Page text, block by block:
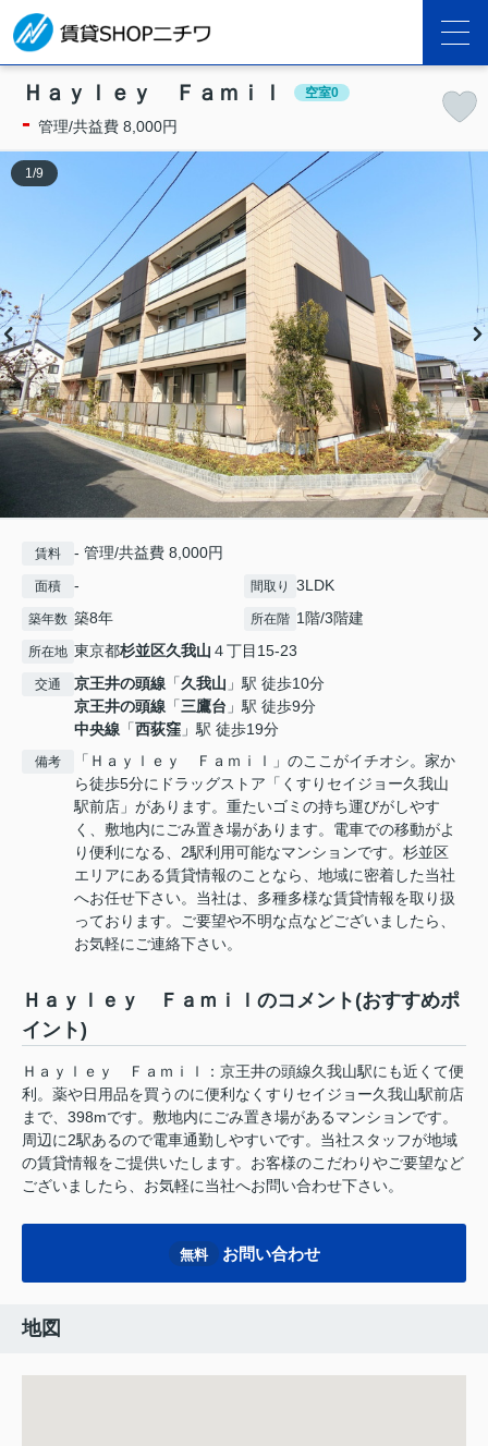
Ｈａｙｌｅｙ Ｆａｍｉｌ 空室0
- 管理/共益費 8,000円
1 /9
賃料 - 管理/共益費 8,000円
面積 - 間取り 3LDK
築年数 築8年 所在階 1階/3階建
所在地 東京都杉並区久我山 ４丁目15-23
交通 京王井の頭線 「久我山 」駅 徒歩10分
京王井の頭線 「三鷹台 」駅 徒歩9分
中央線 「西荻窪 」駅 徒歩19分
備考
「Ｈａｙｌｅｙ Ｆａｍｉｌ」のここがイチオシ。家か
ら徒歩5分にドラッグストア「くすりセイジョー久我山
駅前店」があります。重たいゴミの持ち運びがしやす
く、敷地内にごみ置き場があります。電車での移動がよ
り便利になる、2駅利用可能なマンションです。杉並区
エリアにある賃貸情報のことなら、地域に密着した当社
へお任せ下さい。当社は、多種多様な賃貸情報を取り扱
っております。ご要望や不明な点などございましたら、
お気軽にご連絡下さい。
Ｈａｙｌｅｙ Ｆａｍｉｌのコメント(おすすめポ
イント)
Ｈａｙｌｅｙ Ｆａｍｉｌ：京王井の頭線久我山駅にも近くて便
利。薬や日用品を買うのに便利なくすりセイジョー久我山駅前店
まで、398mです。敷地内にごみ置き場があるマンションです。
周辺に2駅あるので電車通勤しやすいです。当社スタッフが地域
の賃貸情報をご提供いたします。お客様のこだわりやご要望など
ございましたら、お気軽に当社へお問い合わせ下さい。
無料 お問い合わせ
地図